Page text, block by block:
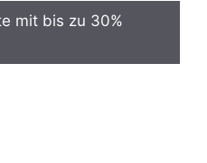
€.
mit bis zu 30%